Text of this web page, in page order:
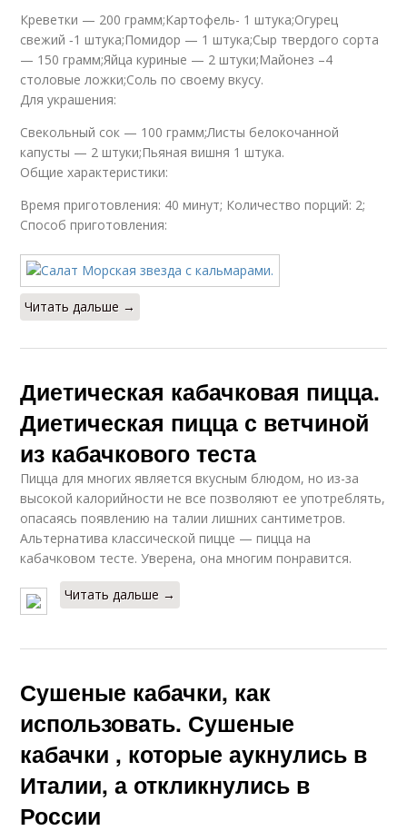
Креветки — 200 грамм;Картофель- 1 штука;Огурец
свежий ‑1 штука;Помидор — 1 штука;Сыр твердого сорта
— 150 грамм;Яйца куриные — 2 штуки;Майонез –4
столовые ложки;Соль по своему вкусу.
Для украшения:
Свекольный сок — 100 грамм;Листы белокочанной
капусты — 2 штуки;Пьяная вишня 1 штука.
Общие характеристики:
Время приготовления: 40 минут; Количество порций: 2;
Способ приготовления:
Читать дальше →
Диетическая кабачковая пицца.
Диетическая пицца с ветчиной
из кабачкового теста
Пицца для многих является вкусным блюдом, но из-за
высокой калорийности не все позволяют ее употреблять,
опасаясь появлению на талии лишних сантиметров.
Альтернатива классической пицце — пицца на
кабачковом тесте. Уверена, она многим понравится.
Читать дальше →
Сушеные кабачки, как
использовать. Сушеные
кабачки , которые аукнулись в
Италии, а откликнулись в
России